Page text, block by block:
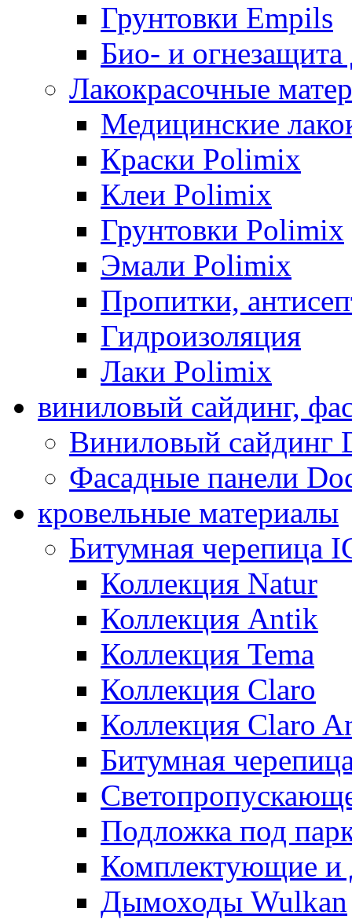
Грунтовки Empils
Био- и
Лакокрасочные
Медицинские
Краски Polimix
Клеи Polimix
Грунтовки Polimix
Эмали Polimix
Пропитки,
Гидроизоляция
Лаки Polimix
виниловый сайдинг,
Виниловый сайдинг
Фасадные панели
кровельные материалы
Битумная черепица
Коллекция Natur
Коллекция Antik
Коллекция Tema
Коллекция Claro
Коллекция Claro
Битумная
Подложка под
Комплектующие и
Дымоходы Wulkan